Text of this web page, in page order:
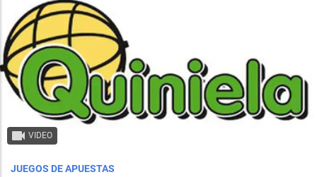
VIDEO
JUEGOS DE APUESTAS